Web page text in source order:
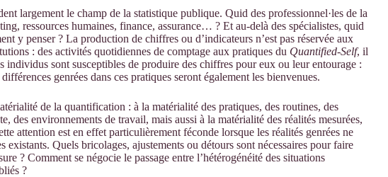
largement le champ de la statistique publique. Quid des professionnel·les de la
ressources humaines, finance, assurance… ? Et au-delà des spécialistes, quid
y penser ? La production de chiffres ou d’indicateurs n’est pas réservée aux
: des activités quotidiennes de comptage aux pratiques du Quantified-Self, il
individus sont susceptibles de produire des chiffres pour eux ou leur entourage :
genrées dans ces pratiques seront également les bienvenues.
de la quantification : à la matérialité des pratiques, des routines, des
des environnements de travail, mais aussi à la matérialité des réalités mesurées,
attention est en effet particulièrement féconde lorsque les réalités genrées ne
existants. Quels bricolages, ajustements ou détours sont nécessaires pour faire
? Comment se négocie le passage entre l’hétérogénéité des situations
?